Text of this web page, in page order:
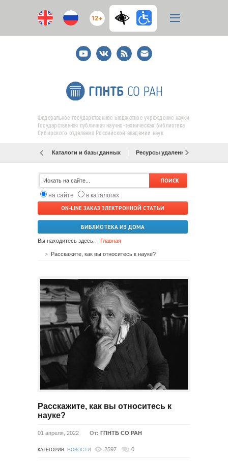
12+
YoutubeВКонтакте
RSS
E-
mail
подписка
Федеральное государственное бюджетное учреждение науки
Государственная публичная научно-техническая библиотека
Сибирского отделения Российской академии наук
Каталоги и базы данных Ресурсы удаленного доступа
на сайте
в каталогах
ON-LINE ЗАКАЗ ЭЛЕКТРОННОЙ СТАТЬИ
БИБЛИОТЕКА ИЗ ДОМА
Вы находитесь здесь: Главная
Расскажите, как вы относитесь к науке?
Расскажите, как вы относитесь к
науке?
01 апреля, 2022 От: ГПНТБ СО РАН
КАТЕГОРИЯ: НОВОСТИ 2597 0